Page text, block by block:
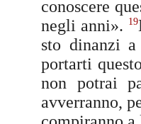
conoscere
negli anni». 19
sto dinanzi
portarti
non potrai
avverranno,